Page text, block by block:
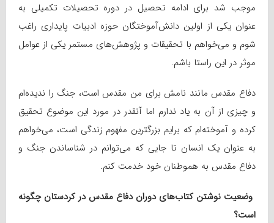
موجب شد برای ادامه تحصیل در دوره تحصیلات تکمیلی به
عنوان یکی از اولین دانش‌آموختگان حوزه ادبیات پایداری راغب
شوم و می‌خواهم با تحقیقات و پژوهش‌های مستمر یکی از عوامل
موثر در این راستا باشم.
دفاع مقدس مانند نامش برای من مقدس است، جنگ را ندیده‌ام
و چیزی از آن به یاد ندارم اما آنقدر در مورد این موضوع تحقیق
کرده و آموخته‌ام که برایم بزرگترین مفهوم زندگی است، می‌خواهم
به عنوان یک انسان تا جایی که می‌توانم در شناساندن جنگ و
دفاع مقدس به هموطنان خود خدمت کنم.
وضعیت نوشتن کتاب‌های دوران دفاع مقدس در کردستان چگونه
است؟